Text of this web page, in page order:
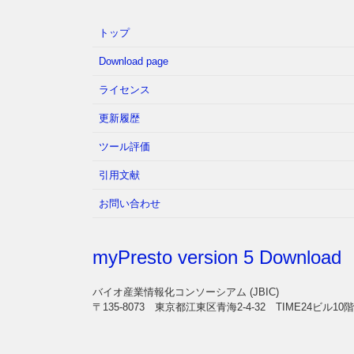
トップ
Download page
ライセンス
更新履歴
ツール評価
引用文献
お問い合わせ
myPresto version 5 Download
バイオ産業情報化コンソーシアム (JBIC)
〒135-8073 東京都江東区青海2-4-32 TIME24ビル10階